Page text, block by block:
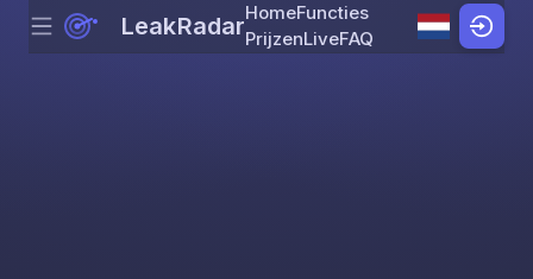
Skip to content
Menu LeakRadarHomeFuncties
PrijzenLiveFAQ